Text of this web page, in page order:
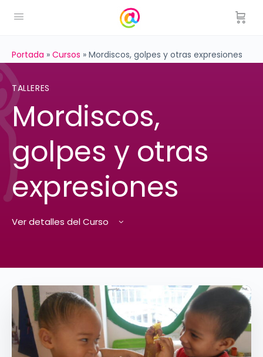
Portada » Cursos » Mordiscos, golpes y otras expresiones
TALLERES
Mordiscos,
golpes y otras
expresiones
Ver detalles del Curso